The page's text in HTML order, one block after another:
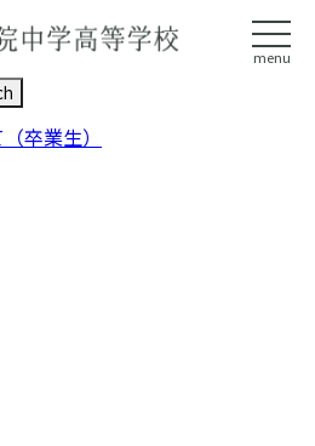
卒業生）
menu